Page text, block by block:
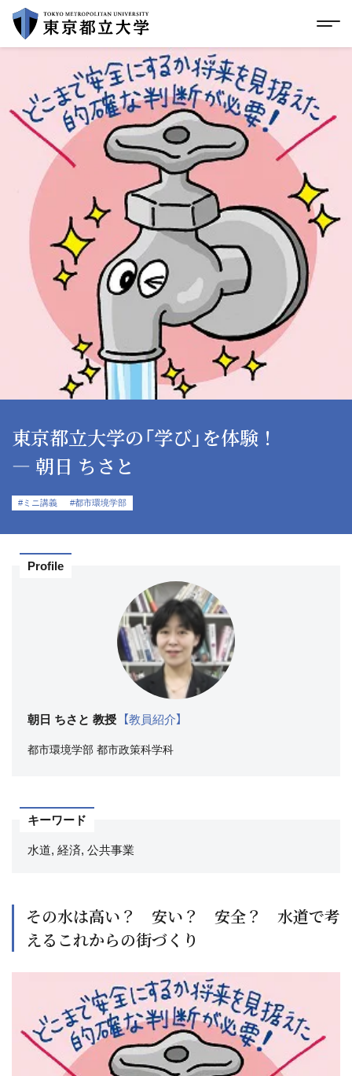
イ
グローバルメニューにスキップ メ
東京都立大学の「学び」を体験！
― 朝日 ちさと
#ミニ講義 #都市環境学部
Profile
朝日 ちさと 教授 【教員紹介】
都市環境学部 都市政策科学科
キーワード
水道, 経済, 公共事業
その水は高い？ 安い？ 安全？ 水道で考
えるこれからの街づくり